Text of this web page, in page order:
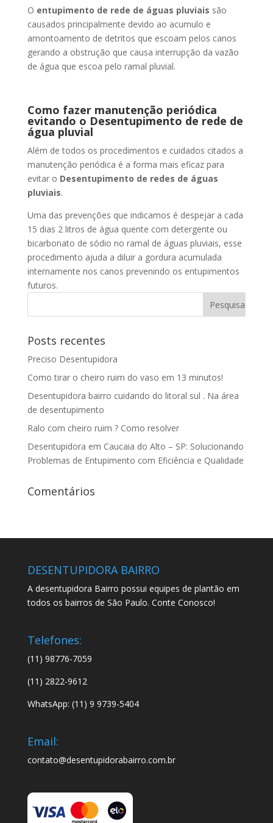
O entupimento de rede de águas pluviais são
causados principalmente devido ao acumulo e
amontoamento de detritos que escoam pelos canos
gerando a obstrução que causa interrupção da vazão
de água que escoa pelo ramal pluvial.
Como fazer manutenção periódica
evitando o Desentupimento de rede de
água pluvial
Além de todos os procedimentos e cuidados citados a
manutenção periódica é a forma mais eficaz para
evitar o Desentupimento de redes de águas
pluviais.
Uma das prevenções que indicamos é despejar a cada
15 dias 2 litros de água quente com detergente ou
bicarbonato de sódio no ramal de águas pluviais, esse
procedimento ajuda a diluir a gordura acumulada
internamente nos canos prevenindo os entupimentos
futuros.
Posts recentes
Preciso Desentupidora
Como tirar o cheiro ruim do vaso em 13 minutos!
Desentupidora bairro cuidando do litoral sul . Na área
de desentupimento
Ralo com cheiro ruim ? Como resolver
Desentupidora em Caucaia do Alto – SP: Solucionando
Problemas de Entupimento com Eficiência e Qualidade
Comentários
DESENTUPIDORA BAIRRO
A desentupidora Bairro possui equipes de plantão em
todos os bairros de São Paulo. Conte Conosco!
Telefones:
(11) 98776-7059
(11) 2822-9612
WhatsApp: (11) 9 9739-5404
Email:
contato@desentupidorabairro.com.br